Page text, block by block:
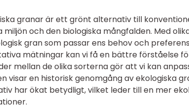
granar är ett grönt alternativ till
miljön och den biologiska mångfalden. Med
gran som passar ens behov och
mätningar kan vi få en bättre förståelse
mellan de olika sorterna gör att vi kan
visar en historisk genomgång av ekologiska
har ökat betydligt, vilket leder till en mer